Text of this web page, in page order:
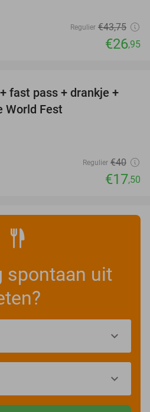
Regulier €43,75
€26,95
56%
fast pass + drankje +
World Fest
Regulier €40
€17,50
spontaan uit